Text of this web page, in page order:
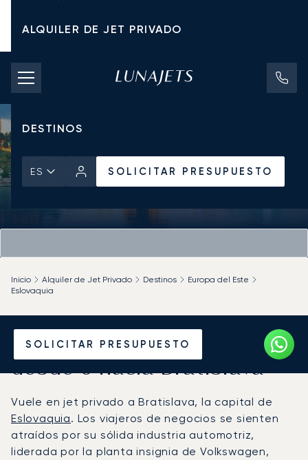
ALQUILER DE JET PRIVADO
TARIFAS DE CHÁRTER
JETS PRIVADOS
DESTINOS
ES SOLICITAR PRESUPUESTO
SOLICITAR PRESUPUESTO
Inicio Alquiler de Jet Privado Destinos
Europa del Este
Eslovaquia
Alquile un Jet Privado
desde o hacia Bratislava
Vuele en jet privado a Bratislava, la capital de
Eslovaquia. Los viajeros de negocios se sienten
atraídos por su sólida industria automotriz,
liderada por la planta insignia de Volkswagen,